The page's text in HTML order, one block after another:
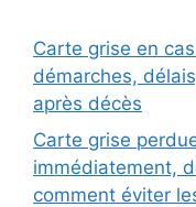
Carte grise en
démarches,
après décès
Carte grise
immédiatement,
comment éviter